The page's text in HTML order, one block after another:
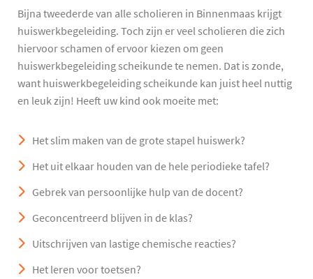
Bijna tweederde van alle scholieren in Binnenmaas krijgt
huiswerkbegeleiding. Toch zijn er veel scholieren die zich
hiervoor schamen of ervoor kiezen om geen
huiswerkbegeleiding scheikunde te nemen. Dat is zonde,
want huiswerkbegeleiding scheikunde kan juist heel nuttig
en leuk zijn! Heeft uw kind ook moeite met:
Het slim maken van de grote stapel huiswerk?
Het uit elkaar houden van de hele periodieke tafel?
Gebrek van persoonlijke hulp van de docent?
Geconcentreerd blijven in de klas?
Uitschrijven van lastige chemische reacties?
Het leren voor toetsen?